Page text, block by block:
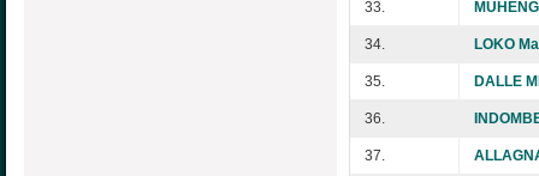
33.
34. LOKO
35. DALLE
36.
37.